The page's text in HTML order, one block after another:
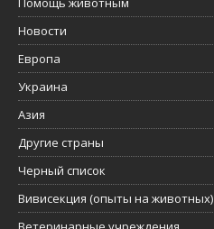
Новости
Европа
Украина
Азия
Другие страны
Черный список
Вивисекция (опыты на животных)